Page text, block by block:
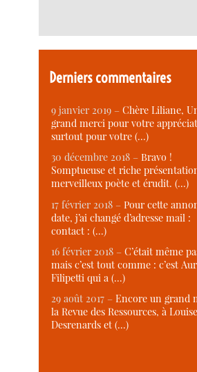
Derniers commentaires
9 janvier 2019 –Chère Liliane,
grand merci pour votre
surtout pour votre (…)
30 décembre 2018 –Bravo !
Somptueuse et riche
merveilleux poète et érudit. (…)
17 février 2018 –Pour cette
date, j’ai changé d’adresse mail :
contact : (…)
16 février 2018 –C’était même
mais c’est tout comme : c’est
Filipetti qui a (…)
29 août 2017 –Encore un grand
la Revue des Ressources, à Louise
Desrenards et (…)